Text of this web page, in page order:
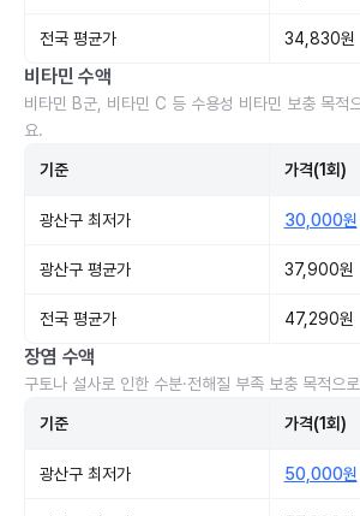
전국 평균가 34,830원
비타민 수액
비타민 B군, 비타민 C 등 수용성 비타민 보충 목적
요.
기준 가격(1회)
광산구 최저가 30,000원
광산구 평균가 37,900원
전국 평균가 47,290원
장염 수액
구토나 설사로 인한 수분·전해질 부족 보충 목적으
기준 가격(1회)
광산구 최저가 50,000원